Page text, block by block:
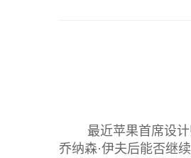
最近苹果首席设计师
乔纳森·伊夫后能否继